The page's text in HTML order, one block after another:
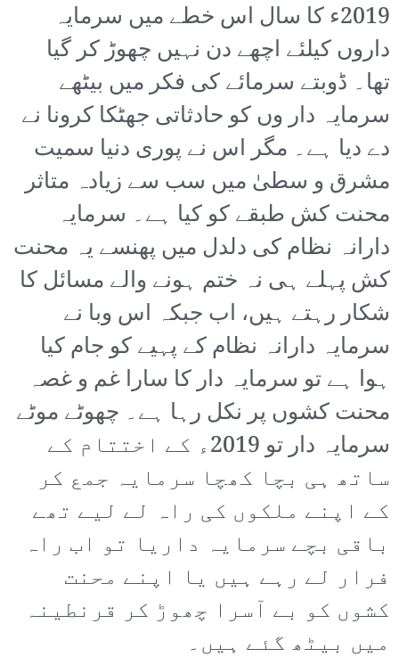
2019ء کا سال اس خطے میں سرمایہ
داروں کیلئے اچھے دن نہیں چھوڑ کر گیا
تھا۔ ڈوبتے سرمائے کی فکر میں بیٹھے
سرمایہ دار وں کو حادثاتی جھٹکا کرونا نے
دے دیا ہے۔ مگر اس نے پوری دنیا سمیت
مشرق و سطیٰ میں سب سے زیادہ متاثر
محنت کش طبقے کو کیا ہے۔ سرمایہ
دارانہ نظام کی دلدل میں پھنسے یہ محنت
کش پہلے ہی نہ ختم ہونے والے مسائل کا
شکار رہتے ہیں، اب جبکہ اس وبا نے
سرمایہ دارانہ نظام کے پہیے کو جام کیا
ہوا ہے تو سرمایہ دار کا سارا غم و غصہ
محنت کشوں پر نکل رہا ہے۔ چھوٹے موٹے
سرمایہ دار تو 2019ء کے اختتام کے
ساتھ ہی بچا کھچا سرمایہ جمع کر
کے اپنے ملکوں کی راہ لے لیے تھے
باقی بچے سرمایہ داریا تو اب راہ
فرار لے رہے ہیں یا اپنے محنت
کشوں کو بے آسرا چھوڑ کر قرنطینہ
میں بیٹھ گئے ہیں۔